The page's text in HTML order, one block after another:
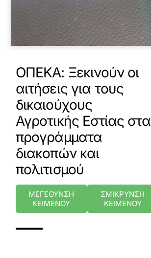
ΟΠΕΚΑ: Ξεκινούν οι
αιτήσεις για τους
δικαιούχους
Αγροτικής Εστίας στα
προγράμματα
διακοπών και
πολιτισμού
ΜΕΓΕΘΥΝΣΗ
ΚΕΙΜΕΝΟΥ
ΣΜΙΚΡΥΝΣΗ
ΚΕΙΜΕΝΟΥ